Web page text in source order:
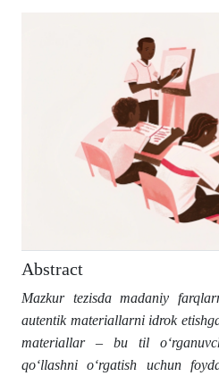
Abstract
Mazkur tezisda madaniy
autentik materiallarni idrok
materiallar – bu til
qo‘llashni o‘rgatish uchun